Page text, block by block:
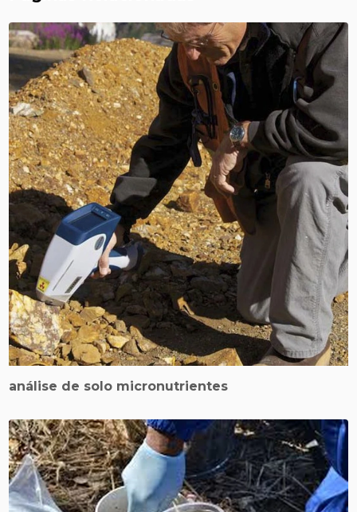
análise de solo micronutrientes